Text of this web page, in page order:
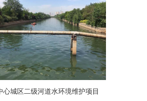
心城区二级河道水环境维护项目